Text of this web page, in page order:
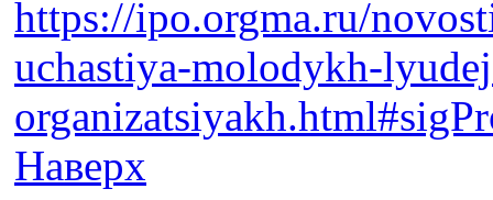
https://ipo.orgma.ru/
uchastiya-molodykh-
Наверх